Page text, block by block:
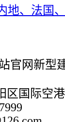
地、法国
官网新型
区国际空